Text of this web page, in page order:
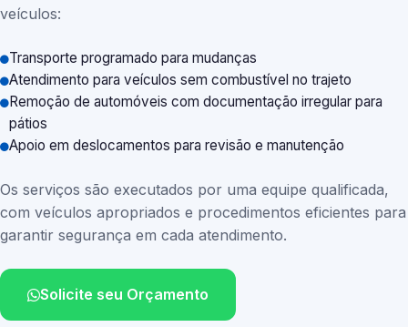
veículos:
Transporte programado para mudanças
Atendimento para veículos sem combustível no trajeto
Remoção de automóveis com documentação irregular para
pátios
Apoio em deslocamentos para revisão e manutenção
Os serviços são executados por uma equipe qualificada,
com veículos apropriados e procedimentos eficientes para
garantir segurança em cada atendimento.
Solicite seu Orçamento